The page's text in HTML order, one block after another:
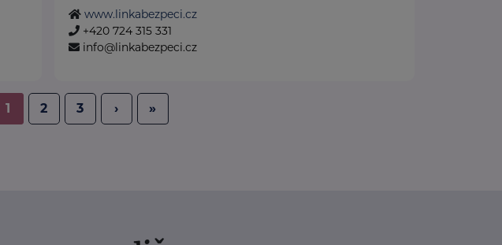
www.linkabezpeci.cz
+420 724 315 331
info@linkabezpeci.cz
1 2 3 › »